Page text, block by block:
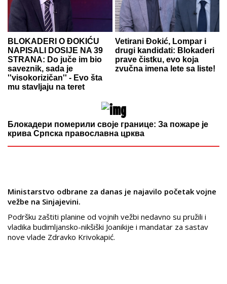
BLOKADERI O ĐOKIĆU
NAPISALI DOSIJE NA 39
STRANA: Do juče im bio
saveznik, sada je
''visokorizičan'' - Evo šta
mu stavljaju na teret
Vetirani Đokić, Lompar i
drugi kandidati: Blokaderi
prave čistku, evo koja
zvučna imena lete sa liste!
Блокадери померили своје границе: За пожаре је
крива Српска православна црква
Ministarstvo odbrane za danas je najavilo početak vojne
vežbe na Sinjajevini.
Podršku zaštiti planine od vojnih vežbi nedavno su pružili i
vladika budimljansko-nikšiški Joanikije i mandatar za sastav
nove vlade Zdravko Krivokapić.